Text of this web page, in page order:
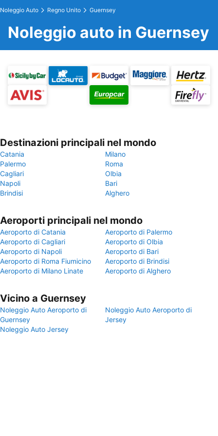
Noleggio Auto Regno Unito Guernsey
Noleggio auto in Guernsey
Destinazioni principali nel mondo
Catania
Milano
Palermo
Roma
Cagliari
Olbia
Napoli
Bari
Brindisi
Alghero
Aeroporti principali nel mondo
Aeroporto di Catania
Aeroporto di Palermo
Aeroporto di Cagliari
Aeroporto di Olbia
Aeroporto di Napoli
Aeroporto di Bari
Aeroporto di Roma Fiumicino
Aeroporto di Brindisi
Aeroporto di Milano Linate
Aeroporto di Alghero
Vicino a Guernsey
Noleggio Auto Aeroporto di
Guernsey
Noleggio Auto Aeroporto di
Jersey
Noleggio Auto Jersey